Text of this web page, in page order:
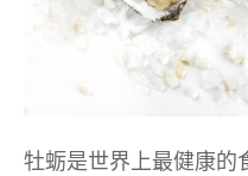
牡蛎是世界上最健康的